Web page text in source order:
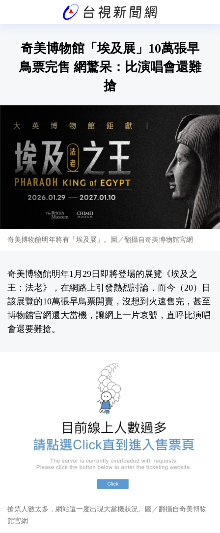
奇美博物館「埃及展」10萬張早
鳥票完售 網驚呆：比演唱會還難
搶
奇美博物館明年將有「埃及展」。圖／翻攝自奇美博物館官網
奇美博物館明年1月29日即將登場的展覽《埃及之
王：法老》，在網路上引發熱烈討論，而今（20）日
該展覽的10萬張早鳥票開賣，沒想到火速售完，甚至
博物館官網還大當機，讓網上一片哀號，直呼比演唱
會還要難搶。
搶票人數太多，網站還一度出現大當機狀況。圖／翻攝自奇美博物
館官網